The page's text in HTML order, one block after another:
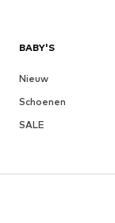
BABY'S
Nieuw
Schoenen
SALE